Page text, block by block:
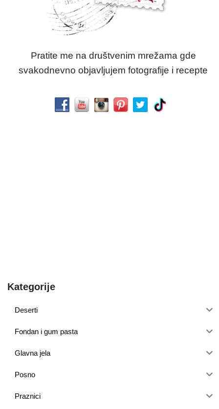
Pratite me na društvenim mrežama gde
svakodnevno objavljujem fotografije i recepte
Kategorije
Deserti
Fondan i gum pasta
Glavna jela
Posno
Praznici